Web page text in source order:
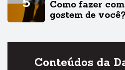
Como fazer
gostem de você?
Conteúdos da